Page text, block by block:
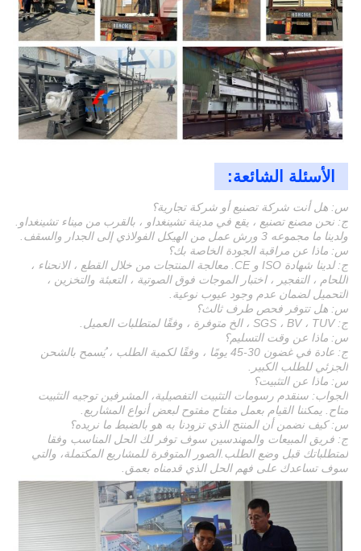
الأسئلة الشائعة:
س: هل أنت شركة تصنيع أو شركة تجارية؟
ج: نحن مصنع تصنيع ، يقع في مدينة تشينغداو ، بالقرب من ميناء تشينغداو.
ولدينا ما مجموعه 3 ورش عمل من الهيكل الفولاذي إلى الجدار والسقف.
س: ماذا عن مراقبة الجودة الخاصة بك؟
ج: لدينا شهادة ISO و CE. معالجة المنتجات من خلال القطع ، الانحناء ،
اللحام ، التفجير ، اختبار الموجات فوق الصوتية ، التعبئة والتخزين ،
التحميل لضمان عدم وجود عيوب نوعية.
س: هل تتوفر فحص طرف ثالث؟
ج: SGS ، BV ، TUV ، الخ متوفرة ، وفقًا لمتطلبات العميل.
س: ماذا عن وقت التسليم؟
ج: عادة في غضون 30-45 يومًا ، وفقًا لكمية الطلب ، يُسمح بالشحن
الجزئي للطلب الكبير.
س: ماذا عن التثبيت؟
الجواب: سنقدم رسومات التثبيت التفصيلية، المشرفين توجيه التثبيت
متاح. يمكننا القيام بعمل مفتاح مفتوح لبعض أنواع المشاريع.
س: كيف نضمن أن المنتج الذي تزودنا به هو بالضبط ما نريده؟
ج: فريق المبيعات والمهندسين سوف توفر لك الحل المناسب وفقا
لمتطلباتك قبل وضع الطلب.الصور المتوفرة للمشاريع المكتملة، والتي
سوف تساعدك على فهم الحل الذي قدمناه بعمق.